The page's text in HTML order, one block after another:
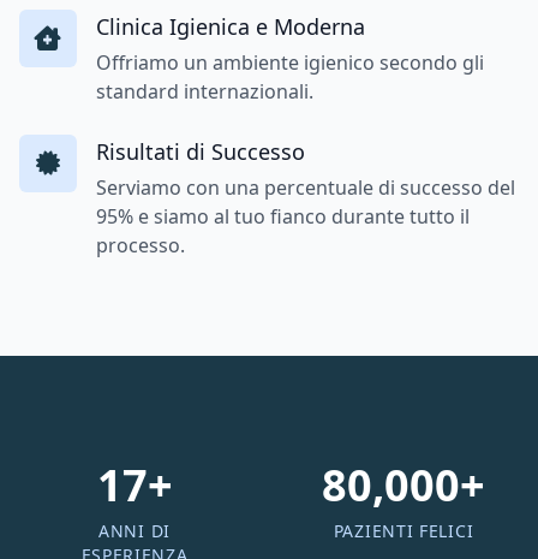
Clinica Igienica e Moderna
Offriamo un ambiente igienico secondo gli
standard internazionali.
Risultati di Successo
Serviamo con una percentuale di successo del
95% e siamo al tuo fianco durante tutto il
processo.
17+
ANNI DI
80,000+
PAZIENTI FELICI